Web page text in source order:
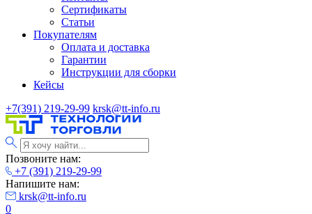
Сертификаты
Статьи
Покупателям
Оплата и доставка
Гарантии
Инструкции для сборки
Кейсы
+7(391) 219-29-99 krsk@tt-info.ru
Позвоните нам:
+7 (391) 219-29-99
Напишите нам:
krsk@tt-info.ru
0